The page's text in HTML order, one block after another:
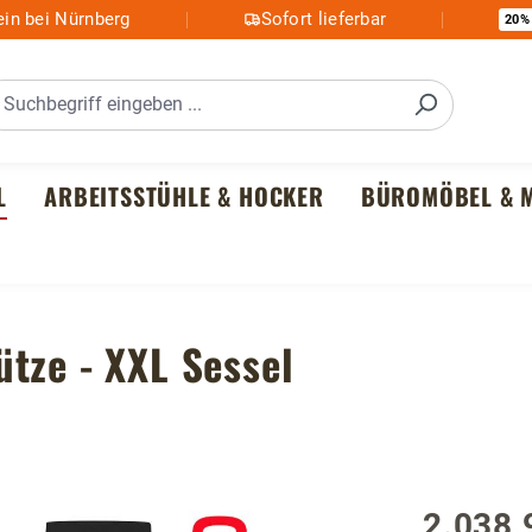
bei Nürnberg Sofort lieferbar 20%
ARBEITSSTÜHLE & HOCKER BÜROMÖBEL &
- XXL Sessel